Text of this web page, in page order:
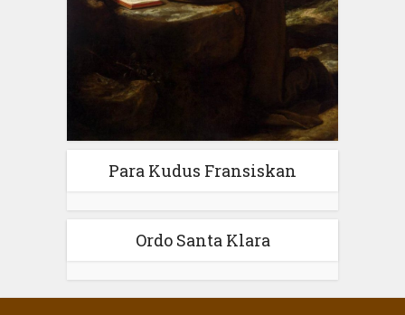
Para Kudus Fransiskan
Ordo Santa Klara